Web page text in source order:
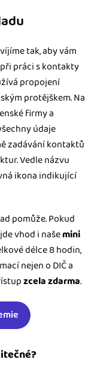
tak, aby vám
práci s kontakty
propojení
protějškem. Na
firmy a
údaje
zadávání kontaktů
Vedle názvu
ikona indikující
pomůže. Pokud
vhod i našemini
délce 8 hodin,
nejen o DIČ a
zcela zdarma.